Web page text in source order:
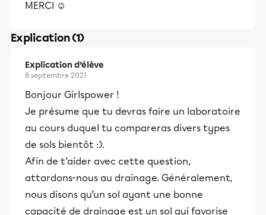
MERCI ☺️
Explication (1)
Explication d’élève
8 septembre 2021
Bonjour Girlspower !
Je présume que tu devras faire un laboratoire
au cours duquel tu compareras divers types
de sols bientôt :).
Afin de t’aider avec cette question,
attardons-nous au drainage. Généralement,
nous disons qu’un sol ayant une bonne
capacité de drainage est un sol qui favorise